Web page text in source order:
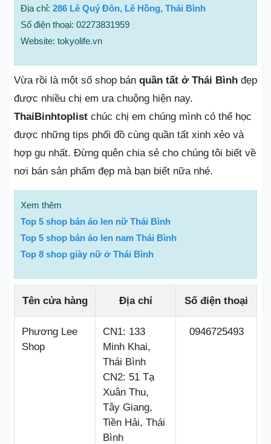
Địa chỉ: 286 Lê Quý Đôn, Lê Hồng, Thái Bình
Số điện thoại: 02273831959
Website: tokyolife.vn
Vừa rồi là một số shop bán quần tất ở Thái Bình đẹp
được nhiều chị em ưa chuộng hiện nay.
ThaiBinhtoplist chúc chị em chúng mình có thể học
được những tips phối đồ cùng quần tất xinh xẻo và
hợp gu nhất. Đừng quên chia sẻ cho chúng tôi biết về
nơi bán sản phẩm đẹp mà bạn biết nữa nhé.
Xem thêm
Top 5 shop bán áo len nữ Thái Bình
Top 5 shop bán áo len nam Thái Bình
Top 8 shop giày nữ ở Thái Bình
Tên cửa hàng Địa chỉ Số điện thoại
Phương Lee
Shop
CN1: 133
Minh Khai,
Thái Bình
CN2: 51 Tạ
Xuân Thu,
Tây Giang,
Tiền Hải, Thái
Bình
0946725493